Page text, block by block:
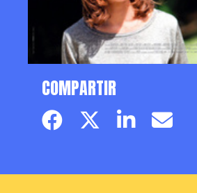
COMPARTIR
Facebook pageTwitter page
LinkedinEmail